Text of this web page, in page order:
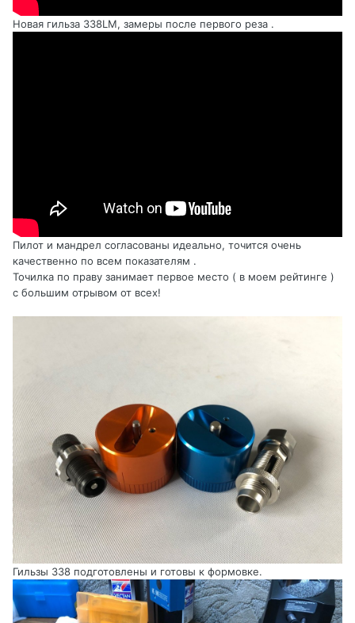
Новая гильза 338LM, замеры после первого реза .
Пилот и мандрел согласованы идеально, точится очень
качественно по всем показателям .
Точилка по праву занимает первое место ( в моем рейтинге )
с большим отрывом от всех!
Гильзы 338 подготовлены и готовы к формовке.